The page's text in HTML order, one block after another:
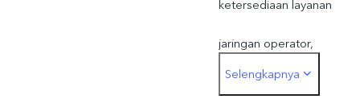
ketersediaan layanan
jaringan operator,
ketentuan dan hukum
Selengkapnya